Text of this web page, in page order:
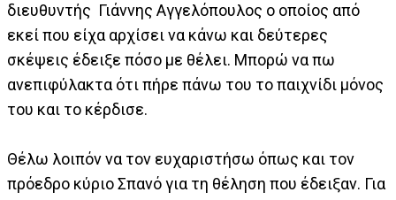
διευθυντής Γιάννης Αγγελόπουλος ο οποίος από
εκεί που είχα αρχίσει να κάνω και δεύτερες
σκέψεις έδειξε πόσο με θέλει. Μπορώ να πω
ανεπιφύλακτα ότι πήρε πάνω του το παιχνίδι μόνος
του και το κέρδισε.
Θέλω λοιπόν να τον ευχαριστήσω όπως και τον
πρόεδρο κύριο Σπανό για τη θέληση που έδειξαν. Για